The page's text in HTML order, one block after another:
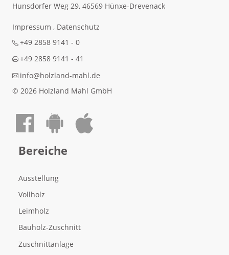
Hunsdorfer Weg 29, 46569 Hünxe-Drevenack
Impressum , Datenschutz
+49 2858 9141 - 0
+49 2858 9141 - 41
info@holzland-mahl.de
© 2026 Holzland Mahl GmbH
Auf Facebook teilen
Android App laden
Bereiche
Ausstellung
Vollholz
Leimholz
Bauholz-Zuschnitt
Zuschnittanlage